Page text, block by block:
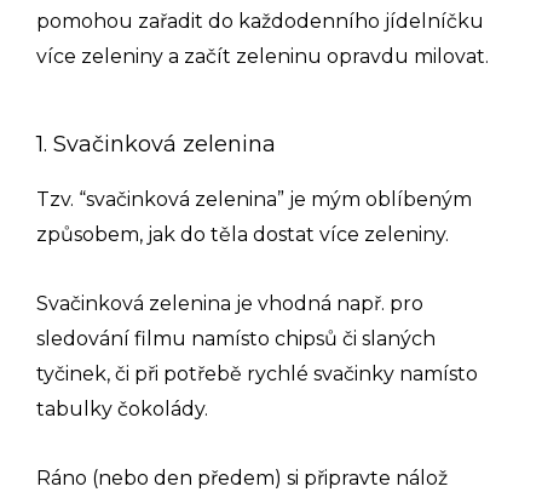
pomohou zařadit do každodenního jídelníčku
více zeleniny a začít zeleninu opravdu milovat.
1. Svačinková zelenina
Tzv. “svačinková zelenina” je mým oblíbeným
způsobem, jak do těla dostat více zeleniny.
Svačinková zelenina je vhodná např. pro
sledování filmu namísto chipsů či slaných
tyčinek, či při potřebě rychlé svačinky namísto
tabulky čokolády.
Ráno (nebo den předem) si připravte nálož